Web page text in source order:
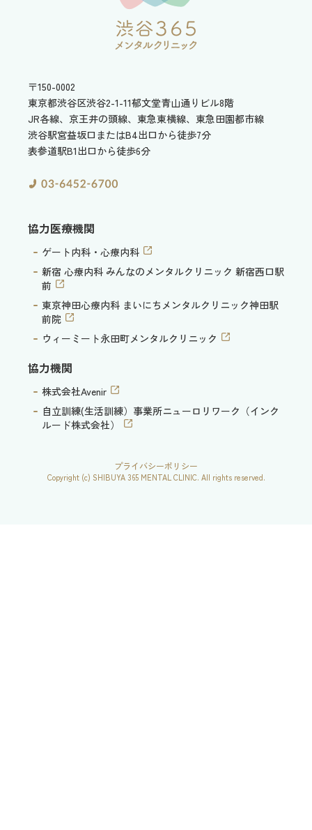
〒150-0002
東京都渋谷区渋谷2-1-11郁文堂青山通りビル8階
JR各線、京王井の頭線、東急東横線、東急田園都市線
渋谷駅宮益坂口またはB4出口から徒歩7分
表参道駅B1出口から徒歩6分
協力医療機関
ゲート内科・心療内科
新宿 心療内科 みんなのメンタルクリニック 新宿西口駅
前
東京神田心療内科 まいにちメンタルクリニック神田駅
前院
ウィーミート永田町メンタルクリニック
協力機関
株式会社Avenir
自立訓練(生活訓練）事業所ニューロリワーク（インク
ルード株式会社）
Copyright (c) SHIBUYA 365 MENTAL CLINIC. All rights reserved.
プライバシーポリシー